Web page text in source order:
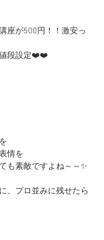
座が500円！！激安っ
値段設定❤️❤️
情を
も素敵ですよね～～✨
、プロ並みに残せたら